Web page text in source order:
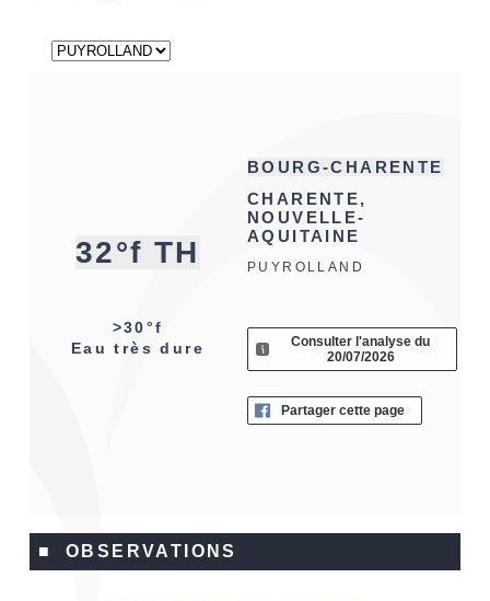
32°f TH
>30°f
Eau très dure
BOURG-CHARENTE
CHARENTE,
NOUVELLE-
AQUITAINE
PUYROLLAND
Consulter l'analyse du
20/07/2026
Partager cette page
■ OBSERVATIONS